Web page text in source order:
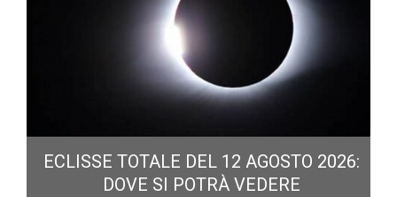
ECLISSE TOTALE DEL 12 AGOSTO 2026:
DOVE SI POTRÀ VEDERE